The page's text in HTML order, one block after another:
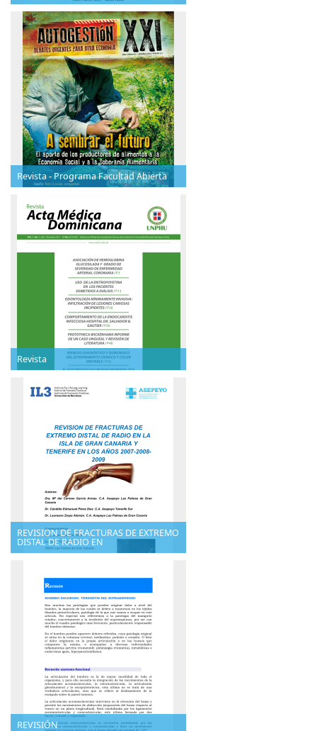
Revista - Programa Facultad Abierta
Revista
REVISION DE FRACTURAS DE EXTREMO
DISTAL DE RADIO EN
REVISIÓN